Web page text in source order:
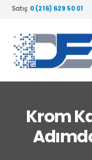
Satış: 0 (216) 629 50 01
Krom